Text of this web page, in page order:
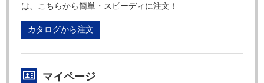
は、こちらから簡単・スピーディに注文！
カタログから注文
マイページ